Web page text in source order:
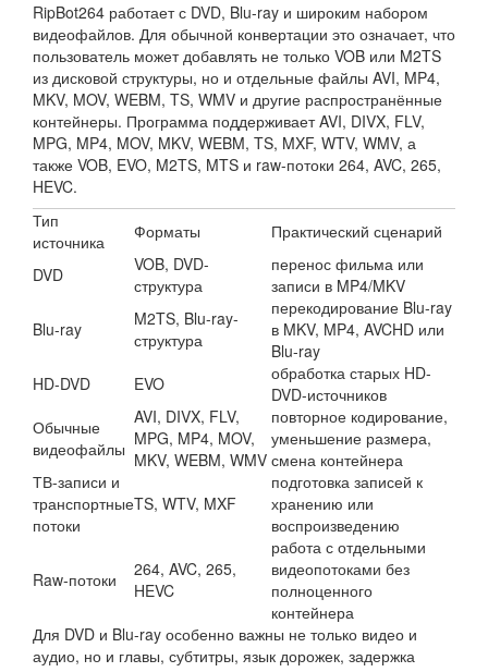
RipBot264 работает с DVD, Blu-ray и широким набором
видеофайлов. Для обычной конвертации это означает, что
пользователь может добавлять не только VOB или M2TS
из дисковой структуры, но и отдельные файлы AVI, MP4,
MKV, MOV, WEBM, TS, WMV и другие распространённые
контейнеры. Программа поддерживает AVI, DIVX, FLV,
MPG, MP4, MOV, MKV, WEBM, TS, MXF, WTV, WMV, а
также VOB, EVO, M2TS, MTS и raw-потоки 264, AVC, 265,
HEVC.
Тип
источника
Форматы
Практический сценарий
DVD
VOB, DVD-
структура
перенос фильма или
записи в MP4/MKV
Blu-ray
M2TS, Blu-ray-
структура
перекодирование Blu-ray
в MKV, MP4, AVCHD или
Blu-ray
HD-DVD
EVO
обработка старых HD-
DVD-источников
Обычные
видеофайлы
AVI, DIVX, FLV,
MPG, MP4, MOV,
MKV, WEBM, WMV
повторное кодирование,
уменьшение размера,
смена контейнера
ТВ-записи и
транспортные
потоки
TS, WTV, MXF
подготовка записей к
хранению или
воспроизведению
Raw-потоки
264, AVC, 265,
HEVC
работа с отдельными
видеопотоками без
полноценного
контейнера
Для DVD и Blu-ray особенно важны не только видео и
аудио, но и главы, субтитры, язык дорожек, задержка